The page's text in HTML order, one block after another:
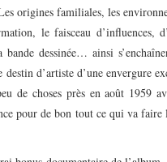
origines familiales, les
le faisceau d’influences,
dessinée… ainsi
d’artiste d’une envergure
de choses près en août 1959
pour de bon tout ce qui va faire